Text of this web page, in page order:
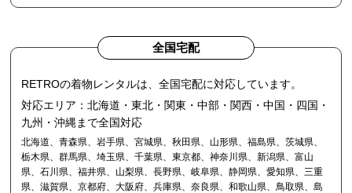
全国宅配
RETROの着物レンタルは、全国宅配に対応しています。
対応エリア：北海道・東北・関東・中部・関西・中国・四国・
九州・沖縄まで全国対応
北海道、青森県、岩手県、宮城県、秋田県、山形県、福島県、茨城県、
栃木県、群馬県、埼玉県、千葉県、東京都、神奈川県、新潟県、富山
県、石川県、福井県、山梨県、長野県、岐阜県、静岡県、愛知県、三重
県、滋賀県、京都府、大阪府、兵庫県、奈良県、和歌山県、鳥取県、島